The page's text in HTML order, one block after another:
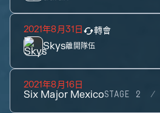
2021年8月31日 轉會
Skys離開隊伍
2021年8月16日
Six Major MexicoSTAGE 2